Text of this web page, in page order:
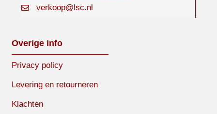
verkoop@lsc.nl
Overige info
Privacy policy
Levering en retourneren
Klachten